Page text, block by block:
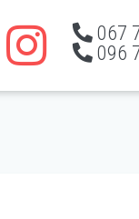
067
096